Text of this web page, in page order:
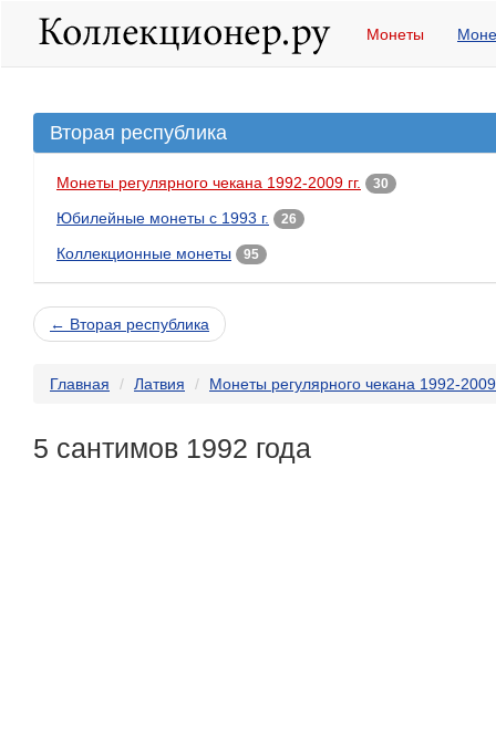
Монеты
Вторая республика
Монеты регулярного чекана 1992-2009 гг. 30
Юбилейные монеты с 1993 г. 26
Коллекционные монеты 95
← Вторая республика
Главная Латвия Монеты регулярного чекана 1992-2009
5 сантимов 1992 года